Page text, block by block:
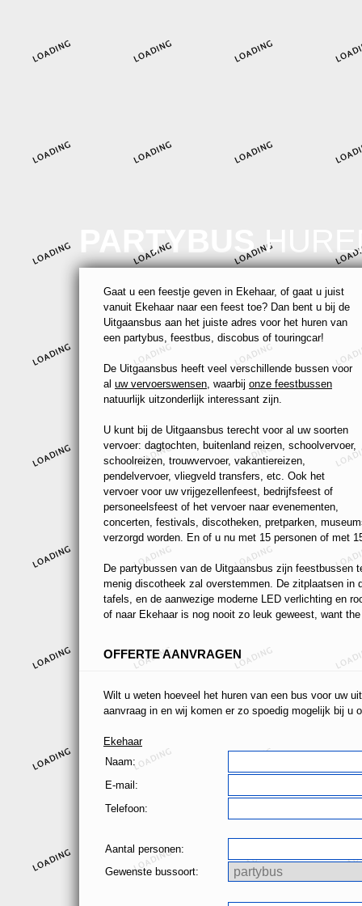
PARTYBUS
Gaat u een feestje geven in Ekehaar, of gaat u juist
vanuit Ekehaar naar een feest toe? Dan bent u bij de
Uitgaansbus aan het juiste adres voor het huren van
een partybus, feestbus, discobus of touringcar!
De Uitgaansbus heeft veel verschillende bussen voor
al uw vervoerswensen, waarbij onze feestbussen
natuurlijk uitzonderlijk interessant zijn.
U kunt bij de Uitgaansbus terecht voor al uw soorten
vervoer: dagtochten, buitenland reizen, schoolvervoer,
schoolreizen, trouwvervoer, vakantiereizen,
pendelvervoer, vliegveld transfers, etc. Ook het
vervoer voor uw vrijgezellenfeest, bedrijfsfeest of
personeelsfeest of het vervoer naar evenementen,
concerten, festivals, discotheken, pretparken,
verzorgd worden. En of u nu met 15 personen of met
De partybussen van de Uitgaansbus zijn feestbussen
menig discotheek zal overstemmen. De zitplaatsen
tafels, en de aanwezige moderne LED verlichting en
of naar Ekehaar is nog nooit zo leuk geweest, want
OFFERTE AANVRAGEN
Wilt u weten hoeveel het huren van een bus voor uw
aanvraag in en wij komen er zo spoedig mogelijk bij u
Ekehaar
Naam:
E-mail:
Telefoon:
Aantal personen:
Gewenste bussoort: